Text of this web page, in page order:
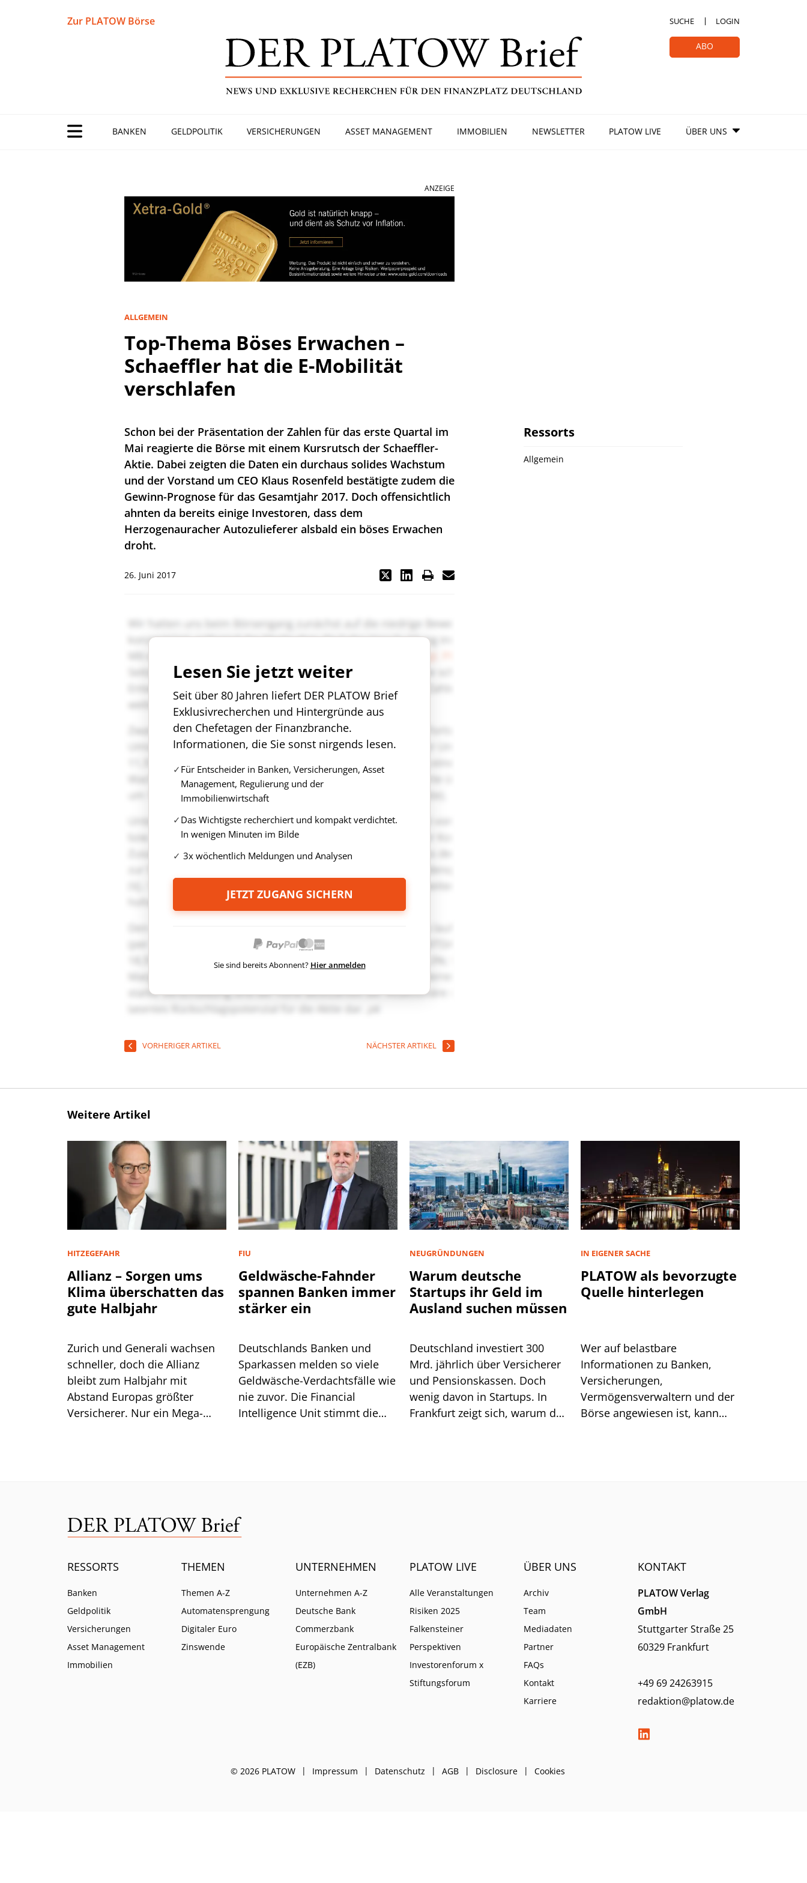
Zur PLATOW Börse SUCHE LOGIN
ABO
BANKEN GELDPOLITIK VERSICHERUNGEN ASSET MANAGEMENT IMMOBILIEN NEWSLETTER PLATOW LIVE ÜBER UNS
ANZEIGE
ALLGEMEIN
Top-Thema Böses Erwachen –
Schaeffler hat die E-Mobilität
verschlafen
Schon bei der Präsentation der Zahlen für das erste Quartal im
Mai reagierte die Börse mit einem Kursrutsch der Schaeffler-
Aktie. Dabei zeigten die Daten ein durchaus solides Wachstum
und der Vorstand um CEO Klaus Rosenfeld bestätigte zudem die
Gewinn-Prognose für das Gesamtjahr 2017. Doch offensichtlich
ahnten da bereits einige Investoren, dass dem
Herzogenauracher Autozulieferer alsbald ein böses Erwachen
droht.
26. Juni 2017
Lesen Sie jetzt weiter
Seit über 80 Jahren liefert DER PLATOW Brief
Exklusivrecherchen und Hintergründe aus
den Chefetagen der Finanzbranche.
Informationen, die Sie sonst nirgends lesen.
Für Entscheider in Banken, Versicherungen, Asset
Management, Regulierung und der
Immobilienwirtschaft
Das Wichtigste recherchiert und kompakt verdichtet.
In wenigen Minuten im Bilde
3x wöchentlich Meldungen und Analysen
JETZT ZUGANG SICHERN
Sie sind bereits Abonnent? Hier anmelden
VORHERIGER ARTIKEL NÄCHSTER ARTIKEL
Ressorts
Allgemein
Weitere Artikel
HITZEGEFAHR
Allianz – Sorgen ums
Klima überschatten das
gute Halbjahr
Zurich und Generali wachsen
schneller, doch die Allianz
bleibt zum Halbjahr mit
Abstand Europas größter
Versicherer. Nur ein Mega-
FIU
Geldwäsche-Fahnder
spannen Banken immer
stärker ein
Deutschlands Banken und
Sparkassen melden so viele
Geldwäsche-Verdachtsfälle wie
nie zuvor. Die Financial
Intelligence Unit stimmt die
NEUGRÜNDUNGEN
Warum deutsche
Startups ihr Geld im
Ausland suchen müssen
Deutschland investiert 300
Mrd. jährlich über Versicherer
und Pensionskassen. Doch
wenig davon in Startups. In
Frankfurt zeigt sich, warum das
IN EIGENER SACHE
PLATOW als bevorzugte
Quelle hinterlegen
Wer auf belastbare
Informationen zu Banken,
Versicherungen,
Vermögensverwaltern und der
Börse angewiesen ist, kann
RESSORTS
Banken
Geldpolitik
Versicherungen
Asset Management
Immobilien
THEMEN
Themen A-Z
Automatensprengung
Digitaler Euro
Zinswende
UNTERNEHMEN
Unternehmen A-Z
Deutsche Bank
Commerzbank
Europäische Zentralbank
(EZB)
PLATOW LIVE
Alle Veranstaltungen
Risiken 2025
Falkensteiner
Perspektiven
Investorenforum x
Stiftungsforum
ÜBER UNS
Archiv
Team
Mediadaten
Partner
FAQs
Kontakt
Karriere
KONTAKT
PLATOW Verlag
GmbH
Stuttgarter Straße 25
60329 Frankfurt
+49 69 24263915
redaktion@platow.de
© 2026 PLATOW Impressum Datenschutz AGB Disclosure Cookies